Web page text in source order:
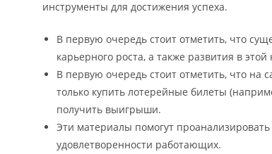
инструменты для достижения успеха.
В первую очередь стоит отметить, что
карьерного роста, а также развития в
В первую очередь стоит отметить, что на
только купить лотерейные билеты
получить выигрыши.
Эти материалы помогут
удовлетворенности работающих.